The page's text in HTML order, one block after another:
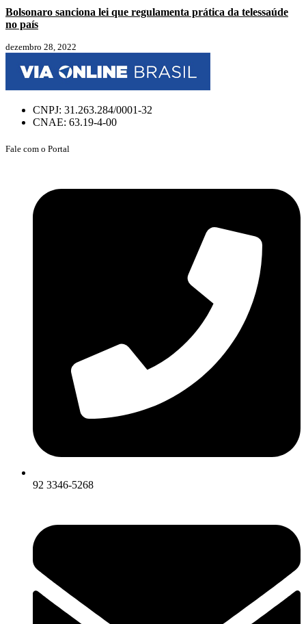
Bolsonaro sanciona lei que regulamenta prática da telessaúde
no país
dezembro 28, 2022
CNPJ: 31.263.284/0001-32
CNAE: 63.19-4-00
Fale com o Portal
92 3346-5268